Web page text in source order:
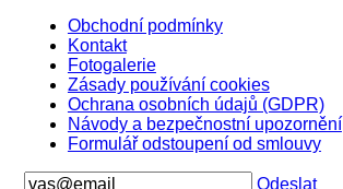
Obchodní podmínky
Kontakt
Fotogalerie
Zásady používání cookies
Ochrana osobních údajů (GDPR)
Návody a bezpečnostní upozornění
Formulář odstoupení od smlouvy
Odeslat